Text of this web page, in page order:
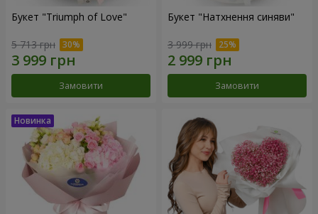
Букет "Triumph of Love"
5 713 грн
Замовити
Букет "Натхнення синяви"
3 999 грн
Замовити